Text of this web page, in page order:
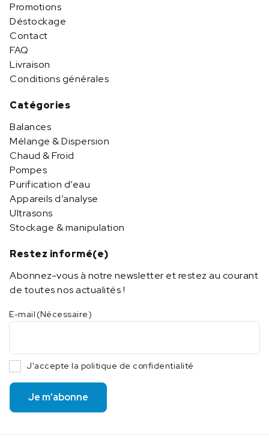
Promotions
Déstockage
Contact
FAQ
Livraison
Conditions générales
Catégories
Balances
Mélange & Dispersion
Chaud & Froid
Pompes
Purification d’eau
Appareils d’analyse
Ultrasons
Stockage & manipulation
Restez informé(e)
Abonnez-vous à notre newsletter et restez au courant
de toutes nos actualités !
E-mail (Nécessaire)
J'accepte la politique de confidentialité
Je m'abonne